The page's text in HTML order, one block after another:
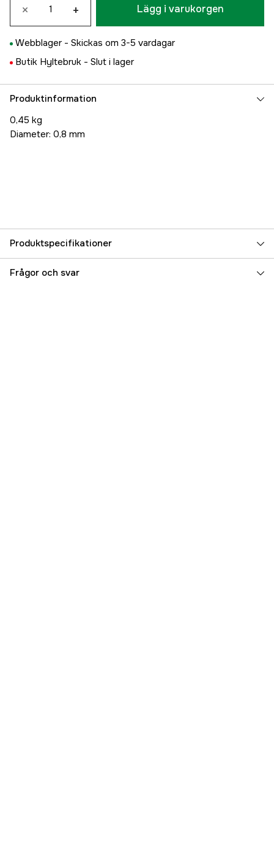
× + Lägg i varukorgen
Webblager - Skickas om 3-5 vardagar
Butik Hyltebruk - Slut i lager
Produktinformation
0,45 kg
Diameter: 0,8 mm
Produktspecifikationer
Referensnummer 1000454920
Frågor och svar